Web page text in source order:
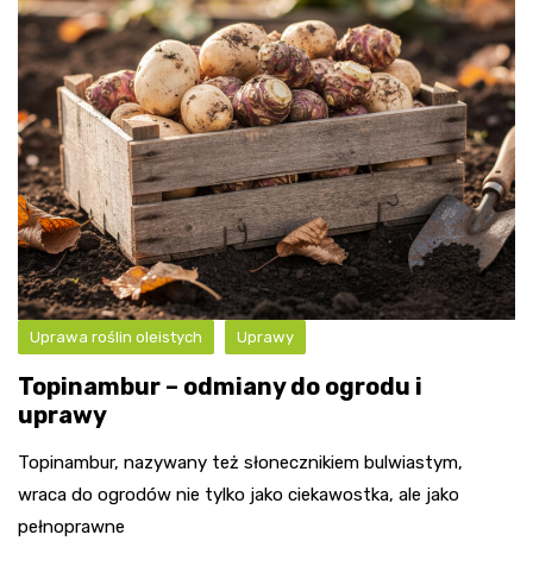
Uprawa roślin oleistych Uprawy
Topinambur – odmiany do ogrodu i
uprawy
Topinambur, nazywany też słonecznikiem bulwiastym,
wraca do ogrodów nie tylko jako ciekawostka, ale jako
pełnoprawne